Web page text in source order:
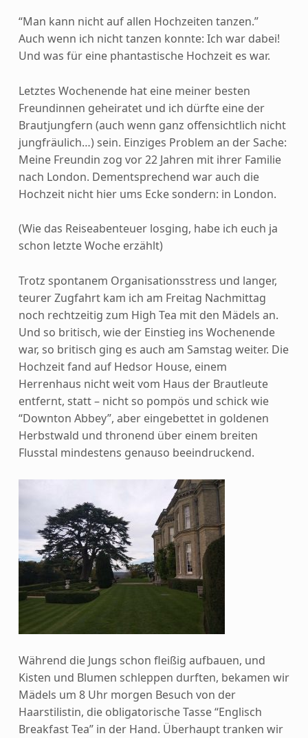
“Man kann nicht auf allen Hochzeiten tanzen.”
Auch wenn ich nicht tanzen konnte: Ich war dabei!
Und was für eine phantastische Hochzeit es war.
Letztes Wochenende hat eine meiner besten
Freundinnen geheiratet und ich dürfte eine der
Brautjungfern (auch wenn ganz offensichtlich nicht
jungfräulich…) sein. Einziges Problem an der Sache:
Meine Freundin zog vor 22 Jahren mit ihrer Familie
nach London. Dementsprechend war auch die
Hochzeit nicht hier ums Ecke sondern: in London.
(Wie das Reiseabenteuer losging, habe ich euch ja
schon letzte Woche erzählt)
Trotz spontanem Organisationsstress und langer,
teurer Zugfahrt kam ich am Freitag Nachmittag
noch rechtzeitig zum High Tea mit den Mädels an.
Und so britisch, wie der Einstieg ins Wochenende
war, so britisch ging es auch am Samstag weiter. Die
Hochzeit fand auf Hedsor House, einem
Herrenhaus nicht weit vom Haus der Brautleute
entfernt, statt – nicht so pompös und schick wie
“Downton Abbey”, aber eingebettet in goldenen
Herbstwald und thronend über einem breiten
Flusstal mindestens genauso beeindruckend.
Während die Jungs schon fleißig aufbauen, und
Kisten und Blumen schleppen durften, bekamen wir
Mädels um 8 Uhr morgen Besuch von der
Haarstilistin, die obligatorische Tasse “Englisch
Breakfast Tea” in der Hand. Überhaupt tranken wir